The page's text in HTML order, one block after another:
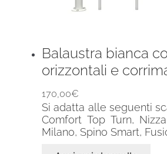
Balaustra bianca
orizzontali e
170,00€
Si adatta alle seguenti
Comfort Top Turn,
Milano, Spino Smart,